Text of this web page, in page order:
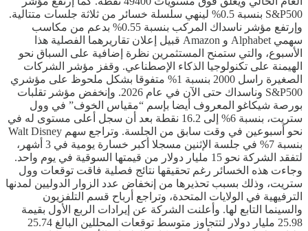
S&P500 بنسبة 0.5% لينهي سلسلة خسائر من ثلاثة جلسات متتالية.
وإرتفع مؤشر ناسداك المركب بنسبة 0.55% بدعم من مكاسب
سهمي Alphabet و Amazon قبيل إعلان تقاريرهما الفصلية هذا
الأسبوع، والتي ستمنح المستثمرين نظرة إضافية على السباق نحو
الهيمنة على تكنولوجيا الذكاء الإصطناعي. وقفز مؤشر الشركات
الصغيرة راسل 2000 بنسبة 1% متفوقا بشكل ملحوظ على مؤشري
S&P500 وناسداك حتى الآن في عام 2026. وإنخفض مؤشر تقلبات
بورصة شيكاغو المعروف أيضا بإسم “مقياس الخوف” في وول
ستريت، بنسبة 6% إلى 16.2 نقطة بعد أن سجل أعلى مستوى له في
نحو أسبوعين في وقت سابق من الجلسة. وتراجع سهم Walt Disney
بنسبة 7% في جلسة الإثنين مسجلا أكبر خسارة يومية في 3 أشهر،
لتفقد الشركة نحو 15 مليار دولار من قيمتها السوقية في يوم واحد.
وجاءت هذه الخسائر رغم تحقيقها نتائج فصلية فاقت توقعات وول
ستريت، وذلك بسبب تحذيرها من إنخفاض عدد الزوار الدوليين لمدنها
الترفيهية في الولايات المتحدة، وتراجع أرباح قسم التلفزيون
والسينما التابع لها. وأعلنت الشركة عن إيرادات الربع الأول بقيمة
25.98 مليار دولار لتتجاوز متوسط ​​توقعات المحللين البالغ 25.74